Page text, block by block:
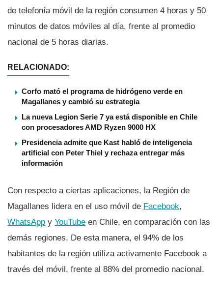
de telefoní­a móvil de la región consumen 4 horas y 50
minutos de datos móviles al dí­a, frente al promedio
nacional de 5 horas diarias.
RELACIONADO:
Corfo mató el programa de hidrógeno verde en
Magallanes y cambió su estrategia
La nueva Legion Serie 7 ya está disponible en Chile
con procesadores AMD Ryzen 9000 HX
Presidencia admite que Kast habló de inteligencia
artificial con Peter Thiel y rechaza entregar más
información
Con respecto a ciertas aplicaciones, la Región de
Magallanes lidera en el uso móvil de Facebook,
WhatsApp y YouTube en Chile, en comparación con las
demás regiones. De esta manera, el 94% de los
habitantes de la región utiliza activamente Facebook a
través del móvil, frente al 88% del promedio nacional.